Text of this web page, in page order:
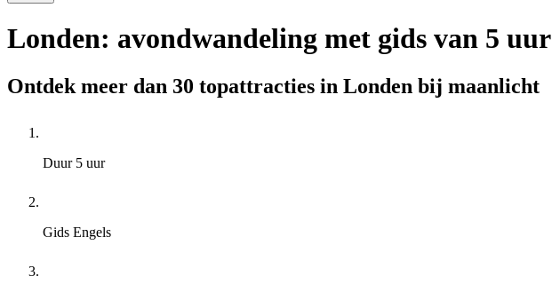
Londen: avondwandeling met gids van 5 uur
Ontdek meer dan 30 topattracties in Londen bij maanlicht
Duur 5 uur
Gids Engels